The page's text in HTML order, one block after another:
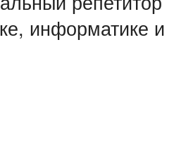
информатике и